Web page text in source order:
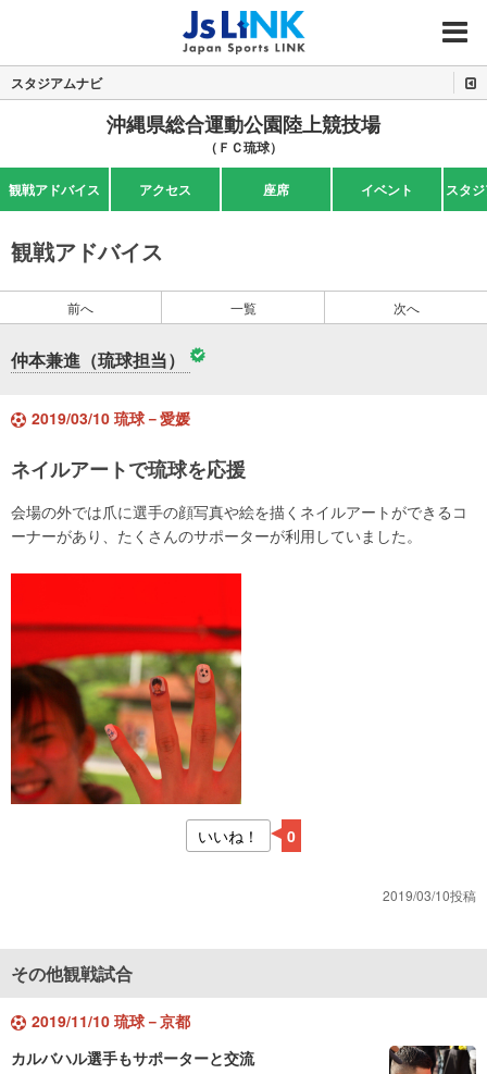
MENU
スタジアムナビ
沖縄県総合運動公園陸上競技場
（ＦＣ琉球）
観戦アドバイス アクセス 座席 イベント スタ
観戦アドバイス
前へ 一覧 次へ
仲本兼進（琉球担当）
2019/03/10 琉球－愛媛
ネイルアートで琉球を応援
会場の外では爪に選手の顔写真や絵を描くネイルアートができるコ
ーナーがあり、たくさんのサポーターが利用していました。
いいね！ 0
2019/03/10投稿
その他観戦試合
2019/11/10 琉球－京都
カルバハル選手もサポーターと交流